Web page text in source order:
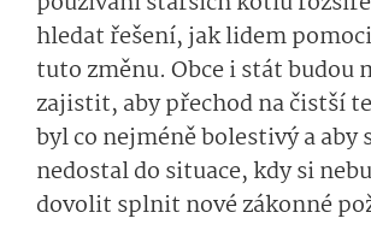
hledat řešení, jak lidem
tuto změnu. Obce i stát budou
zajistit, aby přechod na čistší
byl co nejméně bolestivý a aby
nedostal do situace, kdy si
dovolit splnit nové zákonné